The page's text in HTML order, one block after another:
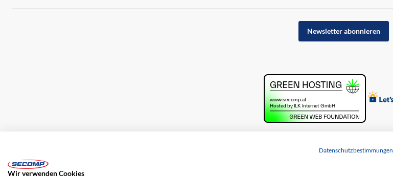
Newsletter abonnieren
Impressum
Datenschutzbestimmungen
Wir verwenden Cookies